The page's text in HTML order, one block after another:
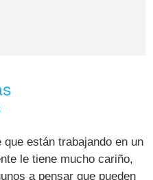
están trabajando en un
le tiene mucho cariño,
a pensar que pueden